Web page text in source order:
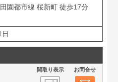
園都市線 桜新町 徒歩17分
間取り表示 お問合せ